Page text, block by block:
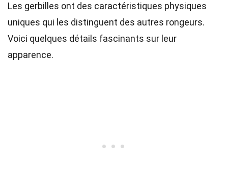
Les gerbilles ont des caractéristiques physiques
uniques qui les distinguent des autres rongeurs.
Voici quelques détails fascinants sur leur
apparence.